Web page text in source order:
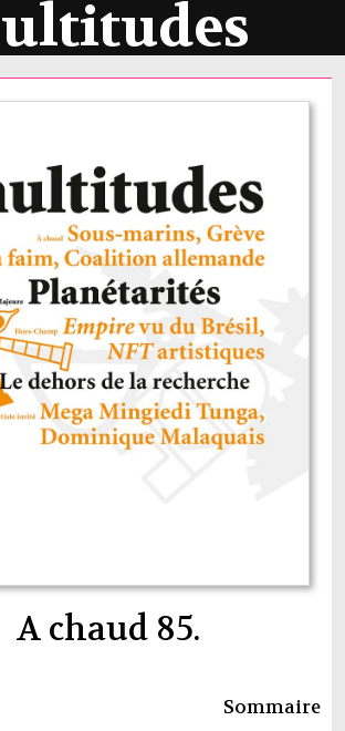
A chaud 85.
Sommaire